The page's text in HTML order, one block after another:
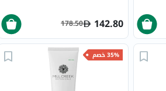
142.80
178.50
35% خصم